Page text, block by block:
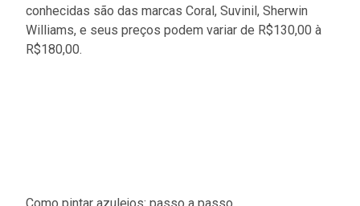
conhecidas são das marcas Coral, Suvinil, Sherwin
Williams, e seus preços podem variar de R$130,00 à
R$180,00.